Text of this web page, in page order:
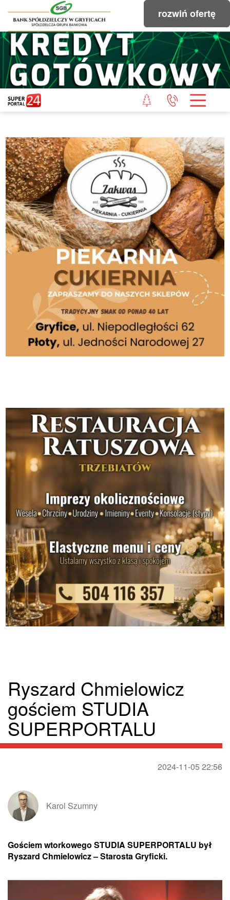
rozwiń ofertę
Ryszard Chmielowicz
gościem STUDIA
SUPERPORTALU
2024-11-05 22:56
Karol Szumny
Gościem wtorkowego STUDIA SUPERPORTALU był
Ryszard Chmielowicz – Starosta Gryficki.
STRONA GŁÓWNA
POWIAT GRYFICKI
WIADOMOŚCI Z LASU
STUDIO SUPERPORTALU
KONTAKT
REDAKCJA
REGULAMIN